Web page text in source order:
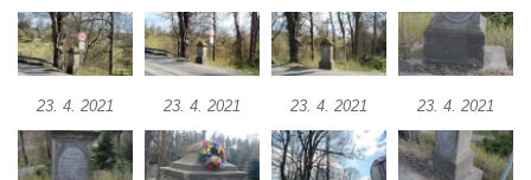
Görnerův kříž u silnice č. 264 v Dolním
Podluží
Údajný kříž u domu čp. 283 ve Chřibské
Kříž jižně od Bukolu
23. 4. 2021 23. 4. 2021 23. 4. 2021 23. 4. 2021